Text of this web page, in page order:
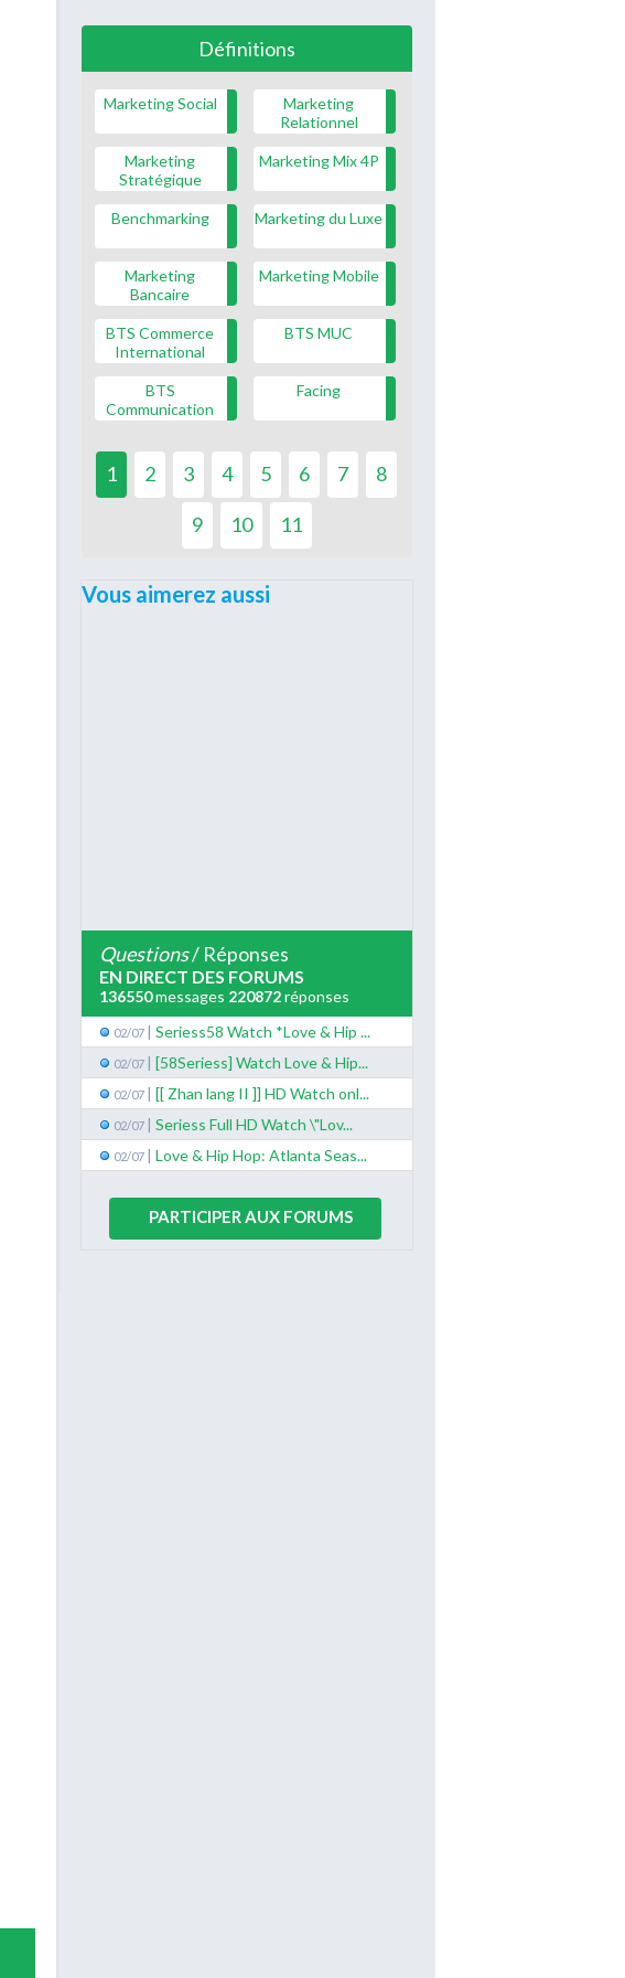
Définitions
Marketing Social
Marketing
Relationnel
Marketing
Stratégique
Marketing Mix 4P
Benchmarking Marketing du Luxe
Marketing
Bancaire
Marketing Mobile
BTS Commerce
International
BTS MUC
BTS
Communication
Facing
1 2 3 4 5 6 7 8
9 10 11
Vous aimerez aussi
Questions/ Réponses
EN DIRECT DES FORUMS
136550messages 220872réponses
02/07 | Seriess58 Watch *Love & Hip ...
02/07 | [58Seriess] Watch Love & Hip...
02/07 | [[ Zhan lang II ]] HD Watch onl...
02/07 | Seriess Full HD Watch \"Lov...
02/07 | Love & Hip Hop: Atlanta Seas...
PARTICIPER AUX FORUMS